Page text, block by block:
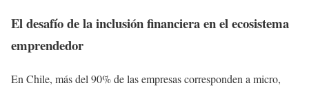
El desafío de la inclusión financiera en el ecosistema
emprendedor
En Chile, más del 90% de las empresas corresponden a micro,